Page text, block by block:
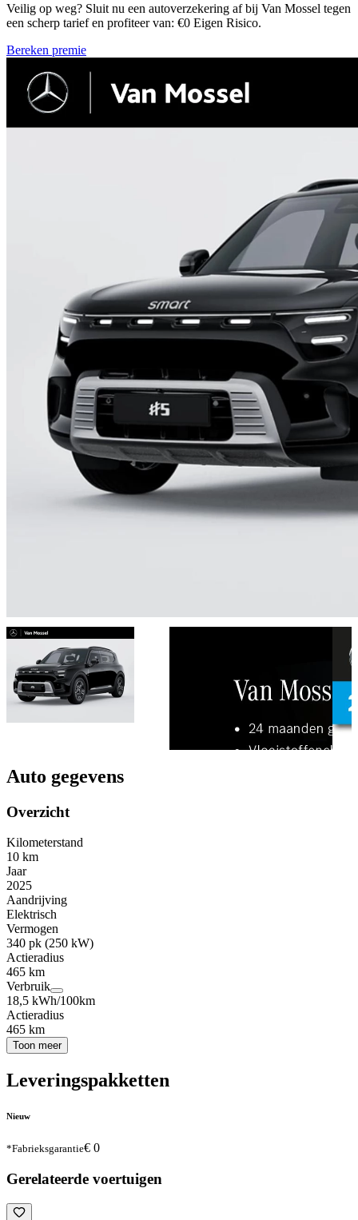
Veilig op weg? Sluit nu een autoverzekering af bij Van Mossel tegen
een scherp tarief en profiteer van: €0 Eigen Risico.
Bereken premie
Auto gegevens
Overzicht
Kilometerstand
10 km
Jaar
2025
Aandrijving
Elektrisch
Vermogen
340 pk (250 kW)
Actieradius
465 km
Verbruik
18,5 kWh/100km
Actieradius
465 km
Toon meer
Leveringspakketten
Nieuw
*Fabrieksgarantie€ 0
Gerelateerde voertuigen